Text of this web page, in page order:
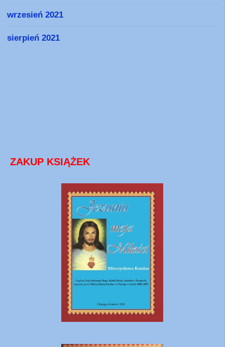
wrzesień 2021
sierpień 2021
ZAKUP KSIĄŻEK